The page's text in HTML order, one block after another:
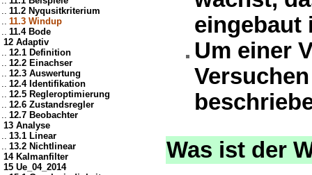
.. 11.2 Nyqusitkriterium
.. 11.3 Windup
.. 11.4 Bode
12 Adaptiv
.. 12.1 Definition
.. 12.2 Einachser
.. 12.3 Auswertung
.. 12.4 Identifikation
.. 12.5 Regleroptimierung
.. 12.6 Zustandsregler
.. 12.7 Beobachter
13 Analyse
.. 13.1 Linear
.. 13.2 Nichtlinear
14 Kalmanfilter
15 Ue_04_2014
eingebaut
Um einer
Was ist der